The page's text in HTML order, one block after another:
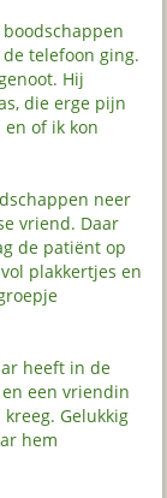
telefoon ging.
Hij
die erge pijn
of ik kon
neer
vriend. Daar
de patiënt op
plakkertjes en
heeft in de
een vriendin
Gelukkig
hem